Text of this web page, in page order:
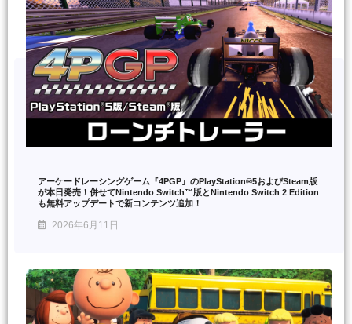
アーケードレーシングゲーム『4PGP』のPlayStation®5およびSteam版
が本日発売！併せてNintendo Switch™版とNintendo Switch 2 Edition
も無料アップデートで新コンテンツ追加！
2026年6月11日